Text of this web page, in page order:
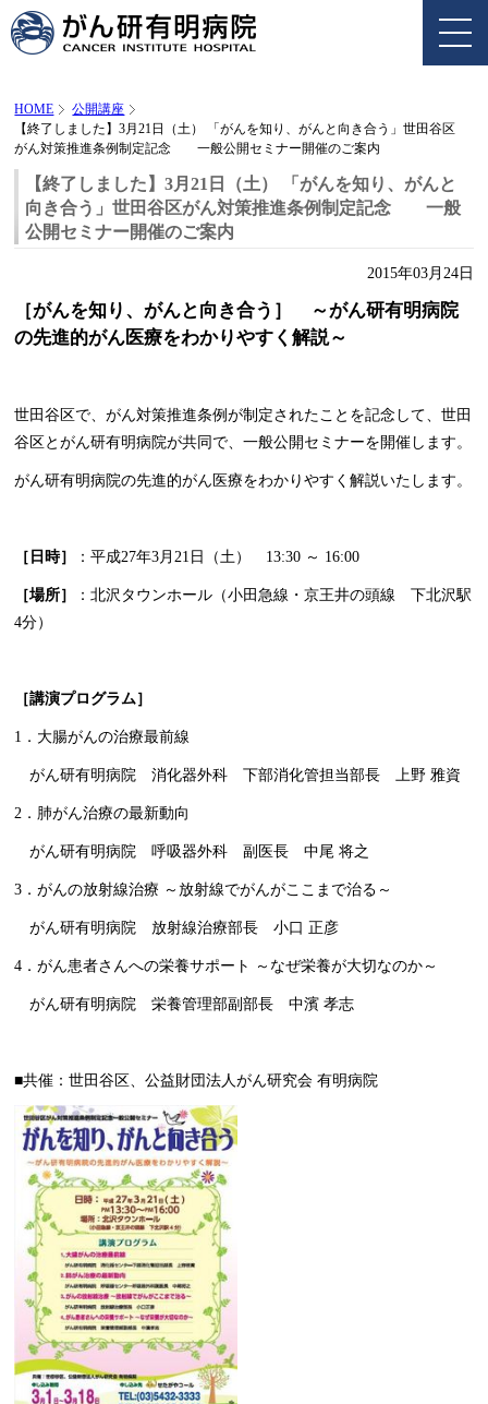
HOME
公開講座
【終了しました】3月21日（土） 「がんを知り、がんと向き合う」世田谷区
がん対策推進条例制定記念 一般公開セミナー開催のご案内
【終了しました】3月21日（土） 「がんを知り、がんと
向き合う」世田谷区がん対策推進条例制定記念 一般
公開セミナー開催のご案内
2015年03月24日
［がんを知り、がんと向き合う］ ～がん研有明病院
の先進的がん医療をわかりやすく解説～
世田谷区で、がん対策推進条例が制定されたことを記念して、世田
谷区とがん研有明病院が共同で、一般公開セミナーを開催します。
がん研有明病院の先進的がん医療をわかりやすく解説いたします。
［日時］ ：平成27年3月21日（土） 13:30 ～ 16:00
［場所］
：北沢タウンホール（小田急線・京王井の頭線 下北沢駅
4分）
［講演プログラム］
1．大腸がんの治療最前線
がん研有明病院 消化器外科 下部消化管担当部長 上野 雅資
2．肺がん治療の最新動向
がん研有明病院 呼吸器外科 副医長 中尾 将之
3．がんの放射線治療 ～放射線でがんがここまで治る～
がん研有明病院 放射線治療部長 小口 正彦
4．がん患者さんへの栄養サポート ～なぜ栄養が大切なのか～
がん研有明病院 栄養管理部副部長 中濱 孝志
■共催：世田谷区、公益財団法人がん研究会 有明病院